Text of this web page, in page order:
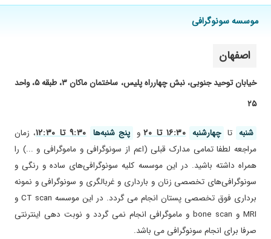
سونوگرافی ۱۴۰۴/۰۸/۰۹
مرکز بسیار تمیز، منشی خوش برخورد و محیط کاملا
با بیمه قرارداد نداشتند، محل مطب خیلی تمیز و
سونو دقیق نبود یا مشکل از من بود
۱۴۰۴/۰۷/۰۶
ویزیت و دقت عمل ایشان عالی بود. ۱۴۰۴/۰۹/۲۹
عدم رضایت ۱۴۰۴/۰۱/۲۴
کارشون عالی بود ۱۴۰۴/۰۶/۱۸
بسیار عالی ممنونم ۱۴۰۴/۱۲/۰۲
سونوگرافی داخلی خیلی سریع و بدون معطلی
انحام شد
۱۴۰۴/۰۹/۲۸
موسسه سونوگرافی
اصفهان
خیابان توحید جنوبی، نبش چهارراه پلیس، ساختمان ماکان ۳، طبقه ۵، واحد
۲۵
شنبه تا چهارشنبه ۱۶:۳۰ تا ۲۰ و پنج شنبه‌ها ۹:۳۰ تا ۱۲:۳۰
، زمان
مراجعه لطفا تمامی مدارک قبلی (اعم از سونوگرافی و ماموگرافی و ...) را
همراه داشته باشید. در این موسسه کلیه سونوگرافی‌های ساده و رنگی و
سونوگرافی‌های تخصصی زنان و بارداری و غربالگری و سونوگرافی و نمونه
برداری فوق تخصصی پستان انجام می گردد. در این موسسه CT scan و
MRI و bone scan و ماموگرافی انجام نمی گردد و نوبت دهی اینترنتی
صرفا برای انجام سونوگرافی می باشد.